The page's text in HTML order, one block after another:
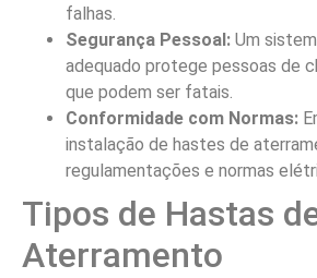
falhas.
Segurança Pessoal: Um
adequado protege pessoas de
que podem ser fatais.
Conformidade com Normas:
instalação de hastes de
regulamentações e normas
Tipos de Hastas
Aterramento